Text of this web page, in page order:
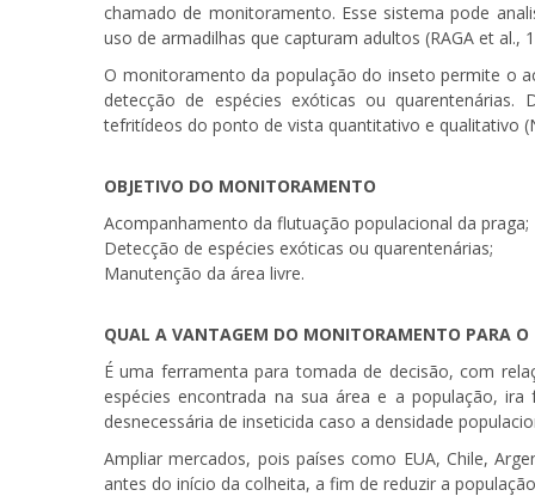
chamado de monitoramento. Esse sistema pode
uso de armadilhas que capturam adultos (RAGA et al.,
O monitoramento da população do inseto permite o
detecção de espécies exóticas ou
tefritídeos do ponto de vista quantitativo e qualitativo
OBJETIVO DO MONITORAMENTO
Acompanhamento da flutuação populacional da praga;
Detecção de espécies exóticas ou quarentenárias;
Manutenção da área livre.
QUAL A VANTAGEM DO MONITORAMENTO PARA O
É uma ferramenta para tomada de decisão, com
espécies encontrada na sua área e a população,
desnecessária de inseticida caso a densidade
Ampliar mercados, pois países como EUA, Chile,
antes do início da colheita, a fim de reduzir a